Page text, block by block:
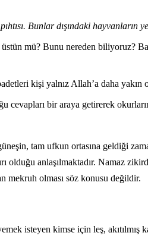
Bunlar dışındaki hayvanların
mü? Bunu nereden biliyoruz?
kişi yalnız Allah’a daha
cevapları bir araya getirerek
tam ufkun ortasına geldiği
anlaşılmaktadır. Namaz
mekruh olması söz konusu değildir.
isteyen kimse için leş, akıtılmış